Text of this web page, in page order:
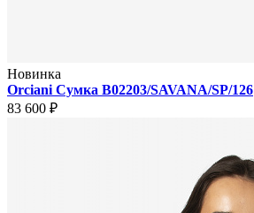
Новинка
Orciani Сумка B02203/SAVANA/SP/126
83 600 ₽